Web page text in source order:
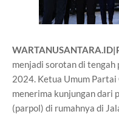
menjadi sorotan di
2024. Ketua Umum
menerima kunjungan dari
(parpol) di rumahnya di